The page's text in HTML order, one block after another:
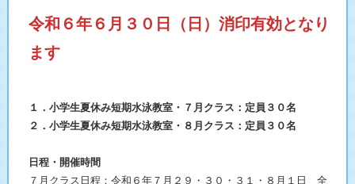
令和６年６月３０日（日）消印有効となり
ます
１．小学生夏休み短期水泳教室・７月クラス：定員３０名
２．小学生夏休み短期水泳教室・８月クラス：定員３０名
日程・開催時間
７月クラス日程：令和６年７月２９・３０・３１・８月１日 全